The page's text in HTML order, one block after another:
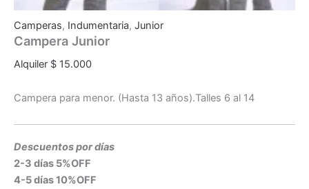
Camperas, Indumentaria, Junior
Campera Junior
Alquiler $ 15.000
Campera para menor. (Hasta 13 años).Talles 6 al 14
Descuentos por días
2-3 días 5%OFF
4-5 días 10%OFF